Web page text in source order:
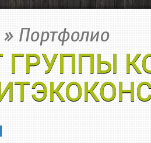
» Портфолио
ГРУППЫ